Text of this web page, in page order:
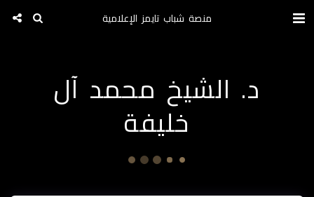
منصة شباب تايمز الإعلامية
د. الشيخ محمد آل
خليفة